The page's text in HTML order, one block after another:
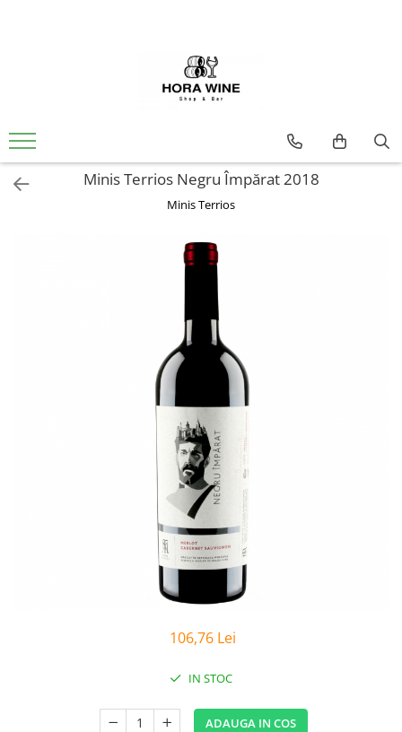
Extra Brut
Sec
Minis Terrios Negru Împărat 2018
Minis Terrios
106,76 Lei
IN STOC
ADAUGA IN COS